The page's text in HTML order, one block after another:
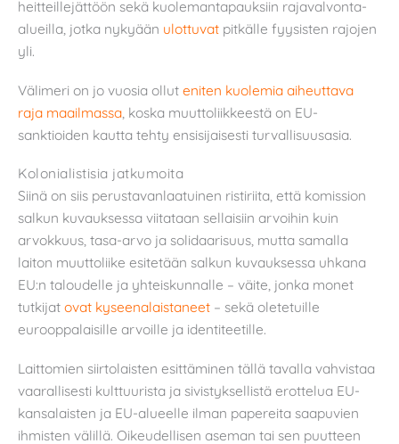
heitteillejättöön sekä kuolemantapauksiin rajavalvonta-
alueilla, jotka nykyään ulottuvat pitkälle fyysisten rajojen
yli.
Välimeri on jo vuosia ollut eniten kuolemia aiheuttava
raja maailmassa , koska muuttoliikkeestä on EU-
sanktioiden kautta tehty ensisijaisesti turvallisuusasia.
Kolonialistisia jatkumoita
Siinä on siis perustavanlaatuinen ristiriita, että komission
salkun kuvauksessa viitataan sellaisiin arvoihin kuin
arvokkuus, tasa-arvo ja solidaarisuus, mutta samalla
laiton muuttoliike esitetään salkun kuvauksessa uhkana
EU:n taloudelle ja yhteiskunnalle – väite, jonka monet
tutkijat ovat kyseenalaistaneet – sekä oletetuille
eurooppalaisille arvoille ja identiteetille.
Laittomien siirtolaisten esittäminen tällä tavalla vahvistaa
vaarallisesti kulttuurista ja sivistyksellistä erottelua EU-
kansalaisten ja EU-alueelle ilman papereita saapuvien
ihmisten välillä. Oikeudellisen aseman tai sen puutteen